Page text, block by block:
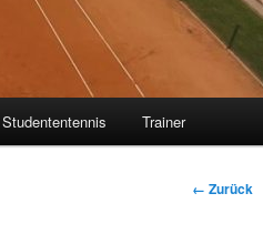
Studententennis Trainer
Bilder-
← Zurück